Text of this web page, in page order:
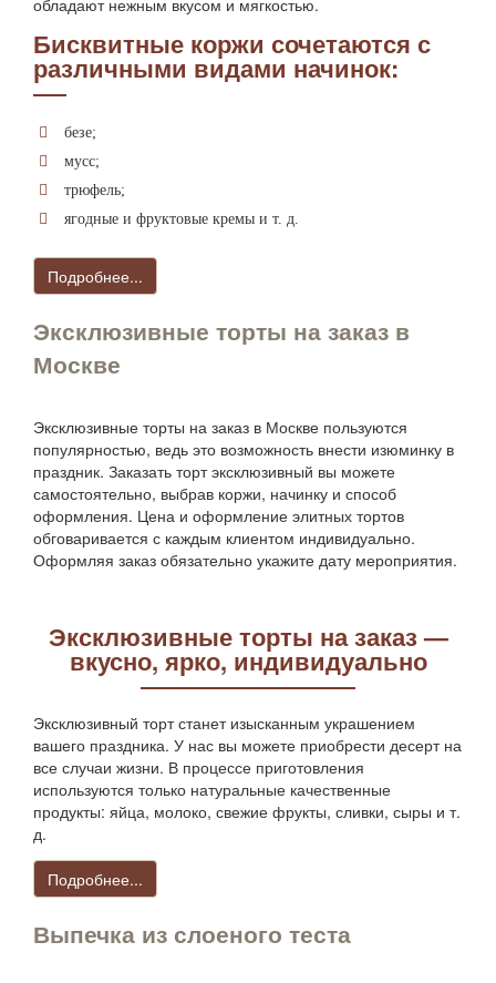
Бисквитные коржи сочетаются с
различными видами начинок:
безе;
мусс;
трюфель;
ягодные и фруктовые кремы и т. д.
Подробнее...
Эксклюзивные торты на заказ в
Москве
Эксклюзивные торты на заказ в Москве пользуются
популярностью, ведь это возможность внести изюминку в
праздник. Заказать торт эксклюзивный вы можете
самостоятельно, выбрав коржи, начинку и способ
оформления. Цена и оформление элитных тортов
обговаривается с каждым клиентом индивидуально.
Оформляя заказ обязательно укажите дату мероприятия.
Эксклюзивные торты на заказ —
вкусно, ярко, индивидуально
Эксклюзивный торт станет изысканным украшением
вашего праздника. У нас вы можете приобрести десерт на
все случаи жизни. В процессе приготовления
используются только натуральные качественные
продукты: яйца, молоко, свежие фрукты, сливки, сыры и т.
д.
Подробнее...
Выпечка из слоеного теста